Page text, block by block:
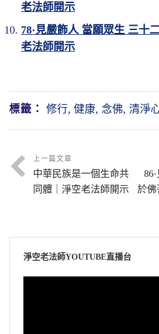
老法師開示
78·見嚴飾人 當願眾生 三十
老法師開示
標籤： 修行, 健康, 念佛, 清淨
上一篇文章
中華民族是一個生命共
同體｜淨空老法師開示
於佛
淨空老法師YOUTUBE直播台